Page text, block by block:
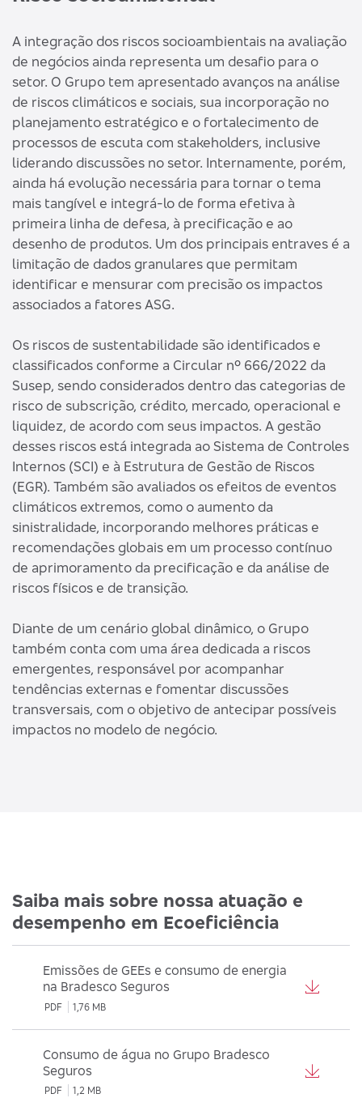
A integração dos riscos socioambientais na avaliação
de negócios ainda representa um desafio para o
setor. O Grupo tem apresentado avanços na análise
de riscos climáticos e sociais, sua incorporação no
planejamento estratégico e o fortalecimento de
processos de escuta com stakeholders, inclusive
liderando discussões no setor. Internamente, porém,
ainda há evolução necessária para tornar o tema
mais tangível e integrá-lo de forma efetiva à
primeira linha de defesa, à precificação e ao
desenho de produtos. Um dos principais entraves é a
limitação de dados granulares que permitam
identificar e mensurar com precisão os impactos
associados a fatores ASG.
Os riscos de sustentabilidade são identificados e
classificados conforme a Circular nº 666/2022 da
Susep, sendo considerados dentro das categorias de
risco de subscrição, crédito, mercado, operacional e
liquidez, de acordo com seus impactos. A gestão
desses riscos está integrada ao Sistema de Controles
Internos (SCI) e à Estrutura de Gestão de Riscos
(EGR). Também são avaliados os efeitos de eventos
climáticos extremos, como o aumento da
sinistralidade, incorporando melhores práticas e
recomendações globais em um processo contínuo
de aprimoramento da precificação e da análise de
riscos físicos e de transição.
Diante de um cenário global dinâmico, o Grupo
também conta com uma área dedicada a riscos
emergentes, responsável por acompanhar
tendências externas e fomentar discussões
transversais, com o objetivo de antecipar possíveis
impactos no modelo de negócio.
Saiba mais sobre nossa atuação e
desempenho em Ecoeficiência
Emissões de GEEs e consumo de energia
na Bradesco Seguros
PDF 1,76 MB
Consumo de água no Grupo Bradesco
Seguros
PDF 1,2 MB